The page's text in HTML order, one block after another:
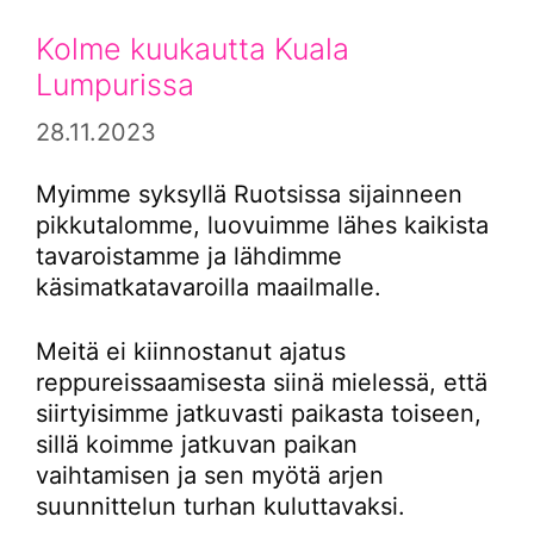
Kolme kuukautta Kuala
Lumpurissa
28.11.2023
Myimme syksyllä Ruotsissa sijainneen
pikkutalomme, luovuimme lähes kaikista
tavaroistamme ja lähdimme
käsimatkatavaroilla maailmalle.
Meitä ei kiinnostanut ajatus
reppureissaamisesta siinä mielessä, että
siirtyisimme jatkuvasti paikasta toiseen,
sillä koimme jatkuvan paikan
vaihtamisen ja sen myötä arjen
suunnittelun turhan kuluttavaksi.